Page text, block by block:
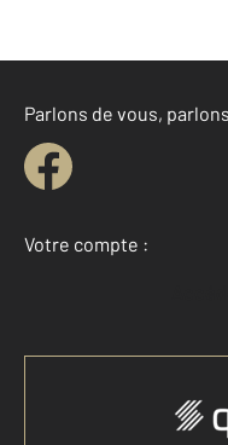
Parlons de vous,
Votre compte :